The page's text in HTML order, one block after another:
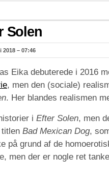
Solen
2018 – 07:46
Eika debuterede i 2016
, men den (sociale)
. Her blandes realismen
i Efter Solen, men
Bad Mexican Dog,
på grund af de
men der er nogle ret